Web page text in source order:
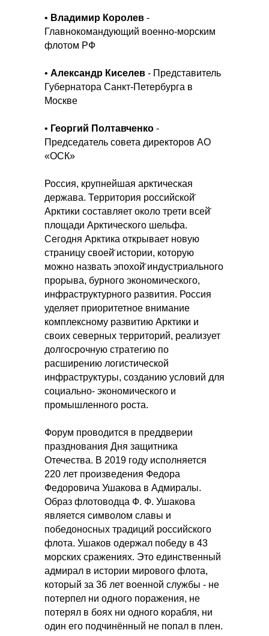
• Владимир Королев -
Главнокомандующий военно-морским
флотом РФ
• Александр Киселев - Представитель
Губернатора Санкт-Петербурга в
Москве
• Георгий Полтавченко -
Председатель совета директоров АО
«ОСК»
Россия, крупнейшая арктическая
держава. Территория российской̆
Арктики составляет около трети всей̆
площади Арктического шельфа.
Сегодня Арктика открывает новую
страницу своей̆ истории, которую
можно назвать эпохой̆ индустриального
прорыва, бурного экономического,
инфраструктурного развития. Россия
уделяет приоритетное внимание
комплексному развитию Арктики и
своих северных территорий, реализует
долгосрочную стратегию по
расширению логистической
инфраструктуры, созданию условий для
социально- экономического и
промышленного роста.
Форум проводится в преддверии
празднования Дня защитника
Отечества. В 2019 году исполняется
220 лет произведения Федора
Федоровича Ушакова в Адмиралы.
Образ флотоводца Ф. Ф. Ушакова
является символом славы и
победоносных традиций российского
флота. Ушаков одержал победу в 43
морских сражениях. Это единственный
адмирал в истории мирового флота,
который за 36 лет военной службы - не
потерпел ни одного поражения, не
потерял в боях ни одного корабля, ни
один его подчинённый не попал в плен.